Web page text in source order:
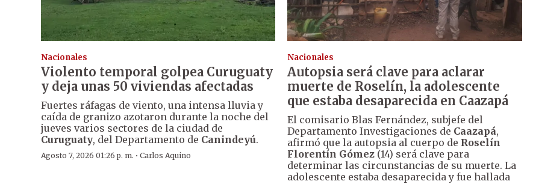
Nacionales
Violento temporal golpea Curuguaty
y deja unas 50 viviendas afectadas
Fuertes ráfagas de viento, una intensa lluvia y
caída de granizo azotaron durante la noche del
jueves varios sectores de la ciudad de
Curuguaty, del Departamento de Canindeyú.
Agosto 7, 2026 01:26 p. m. · Carlos Aquino
Nacionales
Autopsia será clave para aclarar
muerte de Roselín, la adolescente
que estaba desaparecida en Caazapá
El comisario Blas Fernández, subjefe del
Departamento Investigaciones de Caazapá,
afirmó que la autopsia al cuerpo de Roselín
Florentín Gómez (14) será clave para
determinar las circunstancias de su muerte. La
adolescente estaba desaparecida y fue hallada